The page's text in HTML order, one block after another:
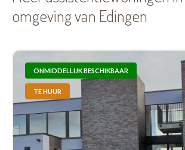
omgeving van Edingen
ONMIDDELLIJK BESCHIKBAAR
TE HUUR